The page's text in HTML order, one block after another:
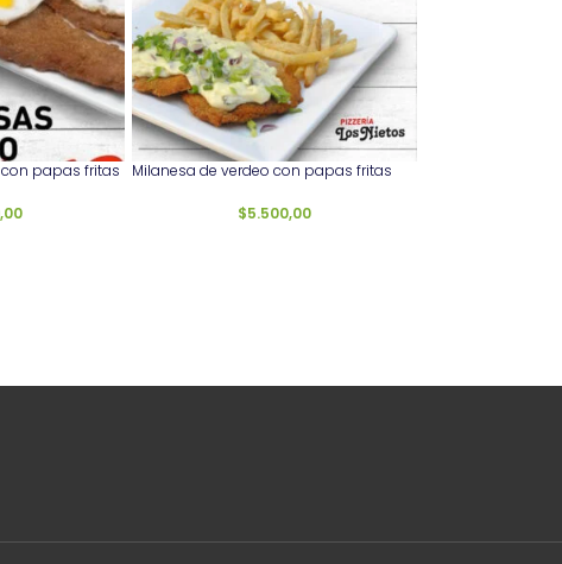
papas fritas Milanesa de verdeo con papas fritas
$5.500,00